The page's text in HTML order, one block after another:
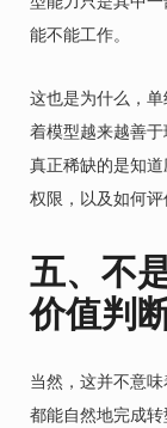
能不能工作。
这也是为什么，
着模型越来越善
真正稀缺的是知
权限，以及如何评
五、不
价值判
当然，这并不意
都能自然地完成